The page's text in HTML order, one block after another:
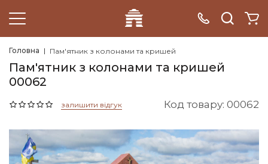
Головна Пам'ятник з колонами та кришей
Пам'ятник з колонами та кришей
00062
залишити відгук Код товару: 00062